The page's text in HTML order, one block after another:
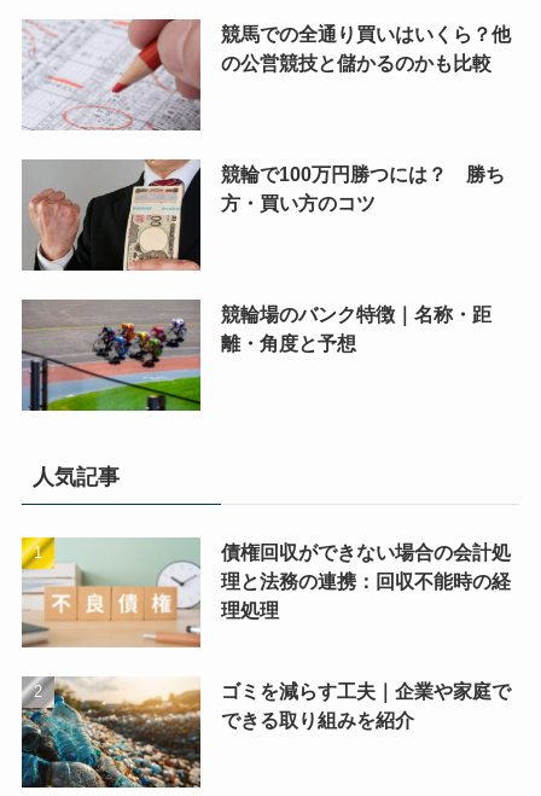
競馬での全通り買いはいくら？他
の公営競技と儲かるのかも比較
競輪で100万円勝つには？ 勝ち
方・買い方のコツ
競輪場のバンク特徴｜名称・距
離・角度と予想
人気記事
債権回収ができない場合の会計処
理と法務の連携：回収不能時の経
理処理
ゴミを減らす工夫｜企業や家庭で
できる取り組みを紹介